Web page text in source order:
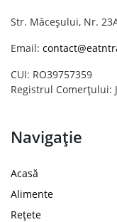
Str. Măceșului, Nr.
Email:
CUI: RO39757359
Registrul Comerțului:
Navigație
Acasă
Alimente
Rețete